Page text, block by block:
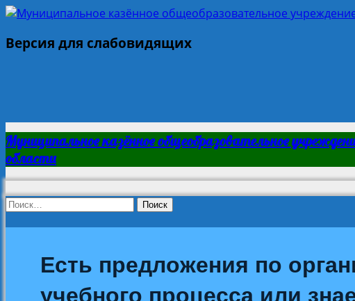
Версия для слабовидящих
Муниципальное казённое общеобразовательное
области
Найти:
Есть предложения по
учебного процесса или